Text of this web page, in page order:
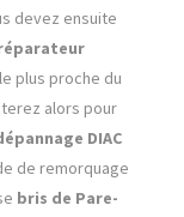
devez ensuite
le plus proche du
alors pour
DIAC
de remorquage
bris de Pare-